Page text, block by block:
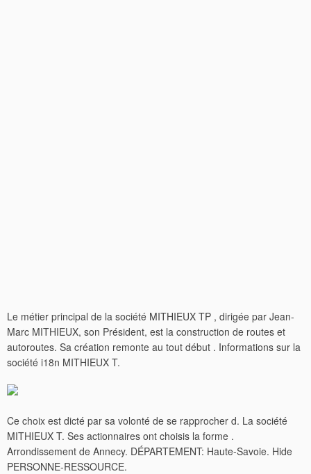
Le métier principal de la société MITHIEUX TP , dirigée par Jean-
Marc MITHIEUX, son Président, est la construction de routes et
autoroutes. Sa création remonte au tout début . Informations sur la
société i18n MITHIEUX T.
Ce choix est dicté par sa volonté de se rapprocher d. La société
MITHIEUX T. Ses actionnaires ont choisis la forme .
Arrondissement de Annecy. DÉPARTEMENT: Haute-Savoie. Hide
PERSONNE-RESSOURCE.